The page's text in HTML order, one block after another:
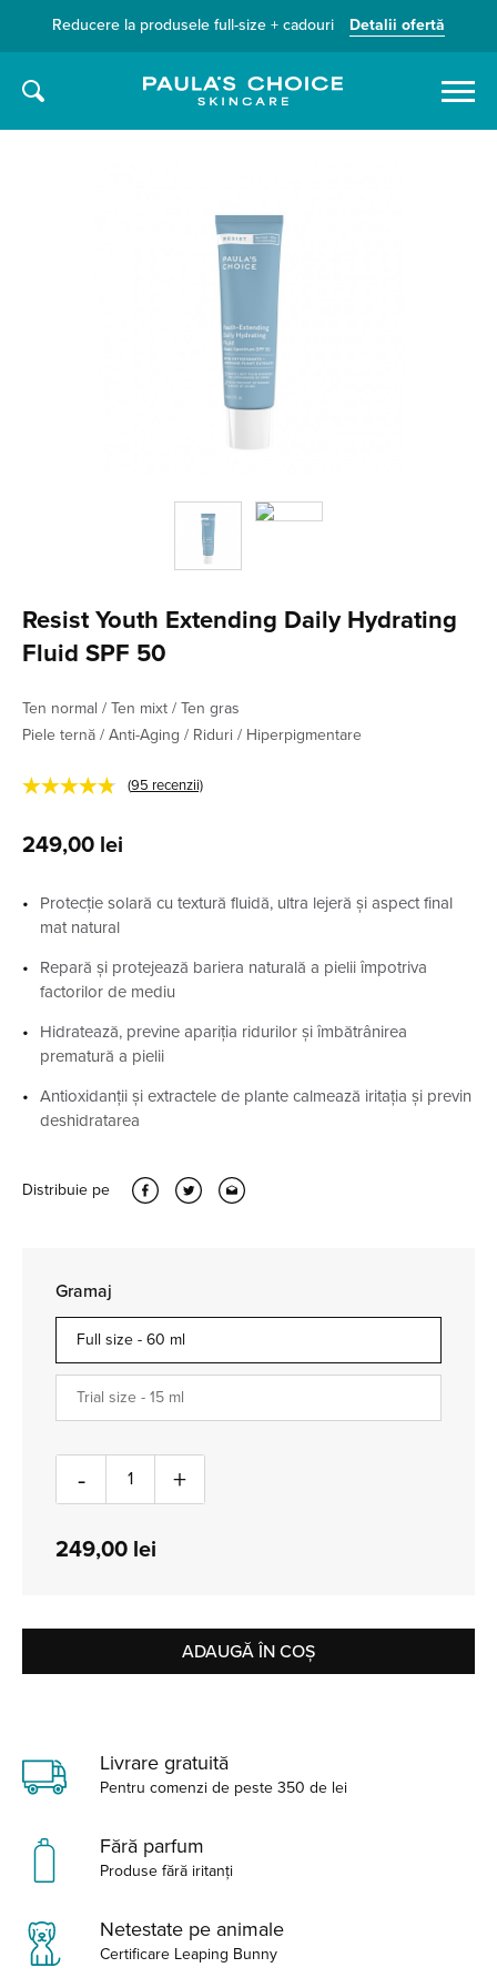
Reducere la produsele full-size + cadouri Detalii ofertă
Caută
Resist Youth Extending Daily Hydrating
Fluid SPF 50
Ten normal / Ten mixt / Ten gras
Piele ternă / Anti-Aging / Riduri / Hiperpigmentare
★★★★★ (95 recenzii)
249,00 lei
Protecție solară cu textură fluidă, ultra lejeră și aspect final
mat natural
Repară și protejează bariera naturală a pielii împotriva
factorilor de mediu
Hidratează, previne apariția ridurilor și îmbătrânirea
prematură a pielii
Antioxidanții și extractele de plante calmează iritația și previn
deshidratarea
Distribuie pe
Gramaj
Full size - 60 ml
Trial size - 15 ml
- +
249,00 lei
ADAUGĂ ÎN COȘ
Livrare gratuită
Pentru comenzi de peste 350 de lei
Fără parfum
Produse fără iritanți
Netestate pe animale
Certificare Leaping Bunny